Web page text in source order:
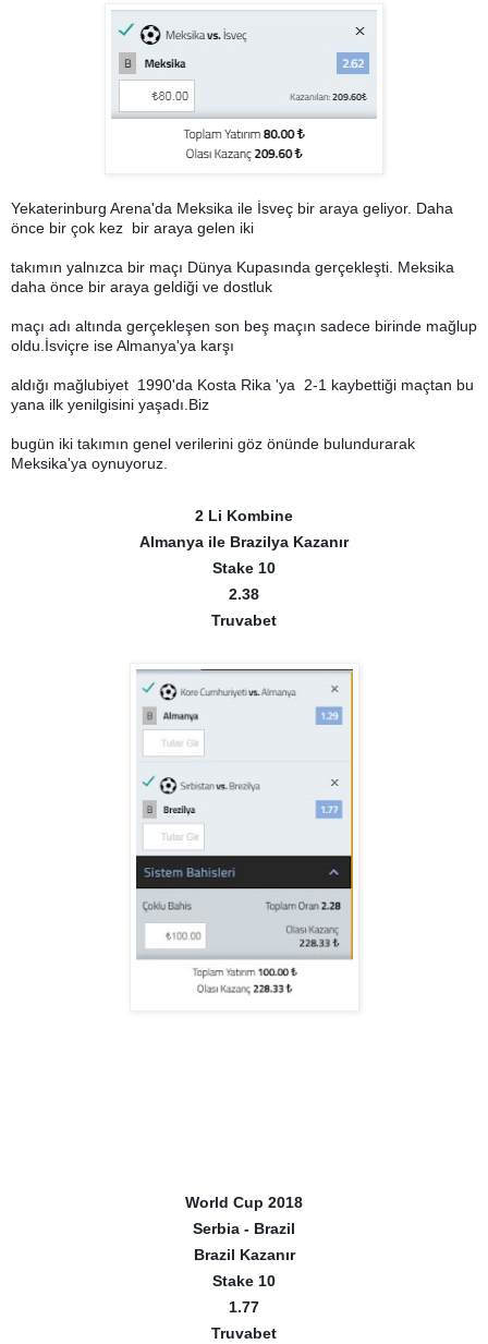
Yekaterinburg Arena'da Meksika ile İsveç bir araya geliyor. Daha
önce bir çok kez bir araya gelen iki
takımın yalnızca bir maçı Dünya Kupasında gerçekleşti. Meksika
daha önce bir araya geldiği ve dostluk
maçı adı altında gerçekleşen son beş maçın sadece birinde mağlup
oldu.İsviçre ise Almanya'ya karşı
aldığı mağlubiyet 1990'da Kosta Rika 'ya 2-1 kaybettiği maçtan bu
yana ilk yenilgisini yaşadı.Biz
bugün iki takımın genel verilerini göz önünde bulundurarak
Meksika'ya oynuyoruz.
2 Li Kombine
Almanya ile Brazilya Kazanır
Stake 10
2.38
Truvabet
World Cup 2018
Serbia - Brazil
Brazil Kazanır
Stake 10
1.77
Truvabet